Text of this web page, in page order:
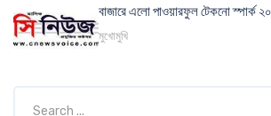
বাজারে এলো পাওয়ারফুল টেকনো স্পার্ক
মুখোমুখি